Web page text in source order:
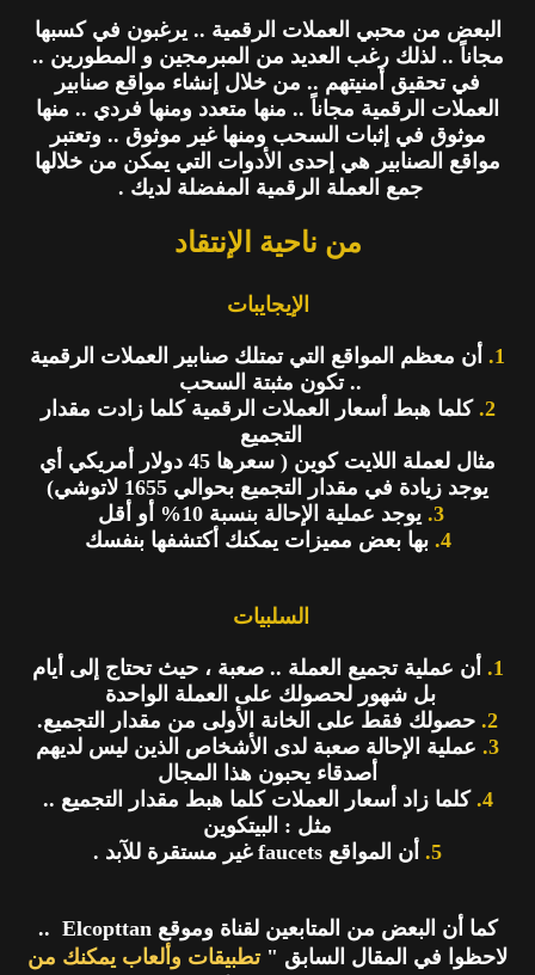
البعض من محبي العملات الرقمية .. يرغبون في كسبها
مجاناً .. لذلك رغب العديد من المبرمجين و المطورين ..
في تحقيق أمنيتهم .. من خلال إنشاء مواقع صنابير
العملات الرقمية مجاناً .. منها متعدد ومنها فردي .. منها
موثوق في إثبات السحب ومنها غير موثوق .. وتعتبر
مواقع الصنابير هي إحدى الأدوات التي يمكن من خلالها
جمع العملة الرقمية المفضلة لديك .
من ناحية الإنتقاد
الإيجايبات
1.
أن معظم المواقع التي تمتلك صنابير العملات الرقمية
.. تكون مثبتة السحب
2. كلما هبط أسعار العملات الرقمية كلما زادت مقدار
التجميع
مثال لعملة اللايت كوين ( سعرها 45 دولار أمريكي أي
يوجد زيادة في مقدار التجميع بحوالي 1655 لاتوشي)
3. يوجد عملية الإحالة بنسبة 10% أو أقل
4. بها بعض مميزات يمكنك أكتشفها بنفسك
السلبيات
1.
أن عملية تجميع العملة .. صعبة ، حيث تحتاج إلى أيام
بل شهور لحصولك على العملة الواحدة
2. حصولك فقط على الخانة الأولى من مقدار التجميع.
3. عملية الإحالة صعبة لدى الأشخاص الذين ليس لديهم
أصدقاء يحبون هذا المجال
4. كلما زاد أسعار العملات كلما هبط مقدار التجميع ..
مثل : البيتكوين
5.
أن المواقع faucets غير مستقرة للآبد .
كما أن البعض من المتابعين لقناة وموقع Elcopttan ..
لاحظوا في المقال السابق "تطبيقات وألعاب يمكنك من